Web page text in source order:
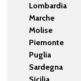
Lombardia
Marche
Molise
Piemonte
Puglia
Sardegna